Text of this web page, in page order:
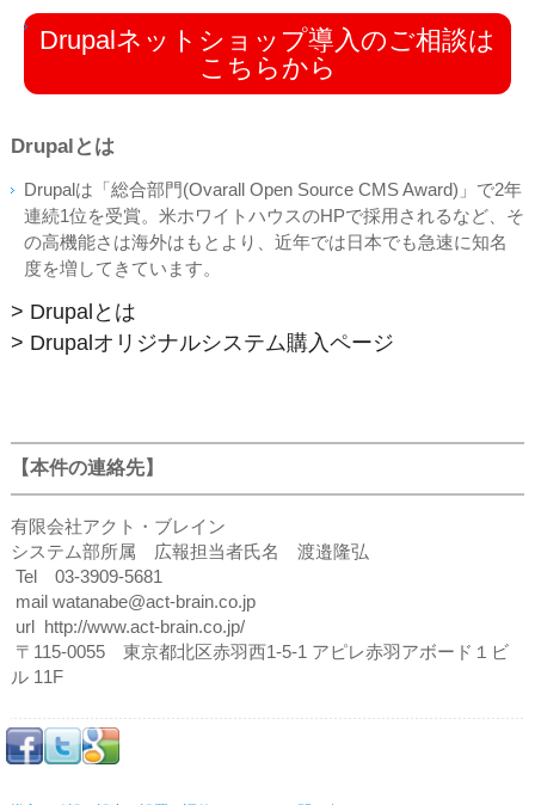
Drupalネットショップ導入のご相談は
こちらから
Drupalとは
Drupalは「総合部門(Ovarall Open Source CMS Award)」で2年
連続1位を受賞。米ホワイトハウスのHPで採用されるなど、そ
の高機能さは海外はもとより、近年では日本でも急速に知名
度を増してきています。
> Drupalとは
> Drupalオリジナルシステム購入ページ
【本件の連絡先】
有限会社アクト・ブレイン
システム部所属 広報担当者氏名 渡邉隆弘
Tel 03-3909-5681
mail watanabe@act-brain.co.jp
url http://www.act-brain.co.jp/
〒115-0055 東京都北区赤羽西1-5-1 アピレ赤羽アボード１ビ
ル 11F